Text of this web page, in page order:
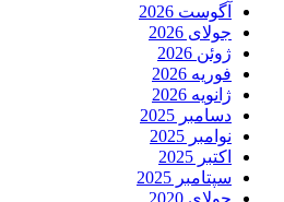
آگوست 2026
جولای 2026
ژوئن 2026
فوریه 2026
ژانویه 2026
دسامبر 2025
نوامبر 2025
اکتبر 2025
سپتامبر 2025
جولای 2020